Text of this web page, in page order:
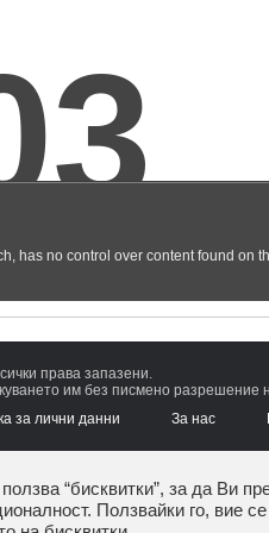
права запазени.
им без писмено разрешение
за лични данни За нас
“бисквитки”, за да Ви
Ползвайки го, вие